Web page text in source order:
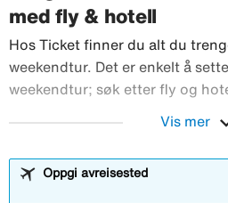
med fly & hotell
Hos Ticket finner du alt du
weekendtur. Det er enkelt å
weekendtur; søk etter fly og
Vis mer
Oppgi avreisested